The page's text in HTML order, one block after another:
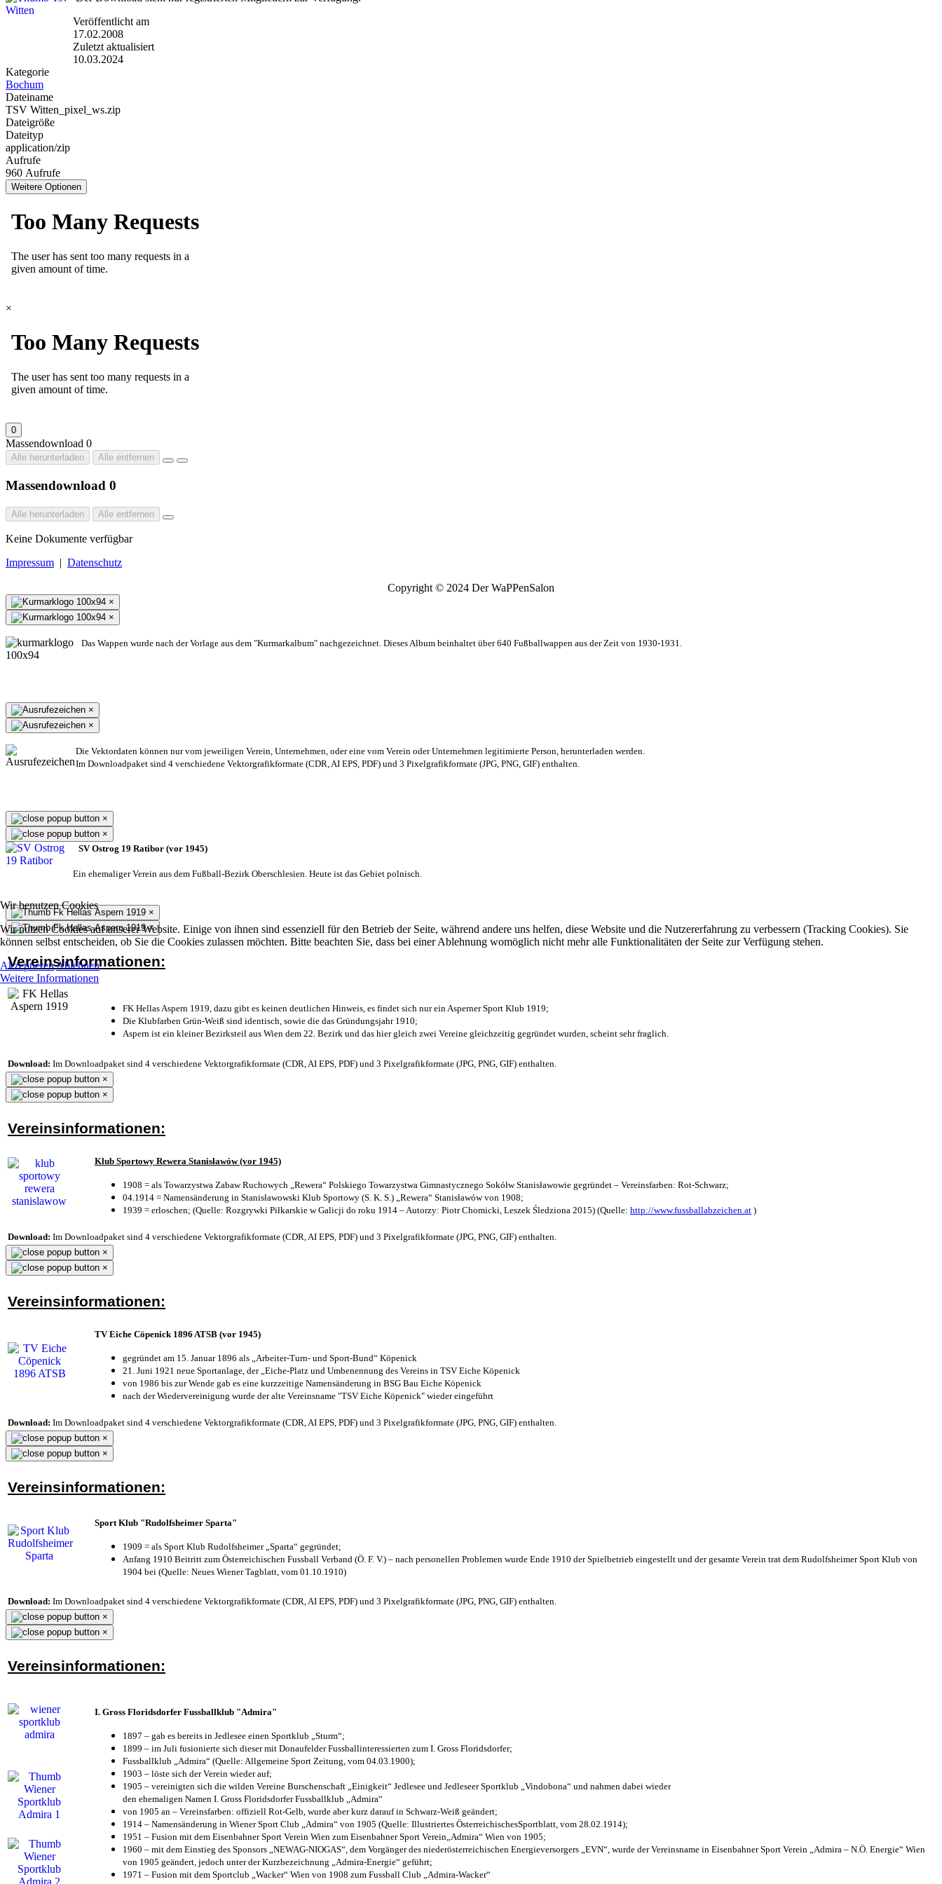
Veröffentlicht am
17.02.2008
Zuletzt aktualisiert
10.03.2024
Kategorie
Bochum
Dateiname
TSV Witten_pixel_ws.zip
Dateigröße
Dateityp
application/zip
Aufrufe
960 Aufrufe
Weitere Optionen
×
0
Massendownload 0
Alle herunterladen Alle entfernen
Massendownload 0
Alle herunterladen Alle entfernen
Keine Dokumente verfügbar
Impressum | Datenschutz
Copyright © 2024 Der WaPPenSalon
Wir benutzen Cookies
Wir nutzen Cookies auf unserer Website. Einige von ihnen sind essenziell für den Betrieb der Seite, während andere uns helfen, diese Website und die Nutzererfahrung zu verbessern (Tracking Cookies). Sie
können selbst entscheiden, ob Sie die Cookies zulassen möchten. Bitte beachten Sie, dass bei einer Ablehnung womöglich nicht mehr alle Funktionalitäten der Seite zur Verfügung stehen.
AkzeptierenAblehnen
Weitere Informationen
×
×
Das Wappen wurde nach der Vorlage aus dem "Kurmarkalbum" nachgezeichnet. Dieses Album beinhaltet über 640 Fußballwappen aus der Zeit von 1930-1931.
×
×
Die Vektordaten können nur vom jeweiligen Verein, Unternehmen, oder eine vom Verein oder Unternehmen legitimierte Person, herunterladen werden.
Im Downloadpaket sind 4 verschiedene Vektorgrafikformate (CDR, AI EPS, PDF) und 3 Pixelgrafikformate (JPG, PNG, GIF) enthalten.
×
×
SV Ostrog 19 Ratibor (vor 1945)
Ein ehemaliger Verein aus dem Fußball-Bezirk Oberschlesien. Heute ist das Gebiet polnisch.
×
×
Vereinsinformationen:
FK Hellas Aspern 1919, dazu gibt es keinen deutlichen Hinweis, es findet sich nur ein Asperner Sport Klub 1919;
Die Klubfarben Grün-Weiß sind identisch, sowie die das Gründungsjahr 1910;
Aspern ist ein kleiner Bezirksteil aus Wien dem 22. Bezirk und das hier gleich zwei Vereine gleichzeitig gegründet wurden, scheint sehr fraglich.
Download: Im Downloadpaket sind 4 verschiedene Vektorgrafikformate (CDR, AI EPS, PDF) und 3 Pixelgrafikformate (JPG, PNG, GIF) enthalten.
×
×
Vereinsinformationen:
Klub Sportowy Rewera Stanisławów (vor 1945)
1908 = als Towarzystwa Zabaw Ruchowych „Rewera“ Polskiego Towarzystwa Gimnastycznego Sokółw Stanisławowie gegründet – Vereinsfarben: Rot-Schwarz;
04.1914 = Namensänderung in Stanisławowski Klub Sportowy (S. K. S.) „Rewera“ Stanisławów von 1908;
1939 = erloschen; (Quelle: Rozgrywki Piłkarskie w Galicji do roku 1914 – Autorzy: Piotr Chomicki, Leszek Śledziona 2015) (Quelle: http://www.fussballabzeichen.at )
Download: Im Downloadpaket sind 4 verschiedene Vektorgrafikformate (CDR, AI EPS, PDF) und 3 Pixelgrafikformate (JPG, PNG, GIF) enthalten.
×
×
Vereinsinformationen:
TV Eiche Cöpenick 1896 ATSB (vor 1945)
gegründet am 15. Januar 1896 als „Arbeiter-Turn- und Sport-Bund“ Köpenick
21. Juni 1921 neue Sportanlage, der „Eiche-Platz und Umbenennung des Vereins in TSV Eiche Köpenick
von 1986 bis zur Wende gab es eine kurzzeitige Namensänderung in BSG Bau Eiche Köpenick
nach der Wiedervereinigung wurde der alte Vereinsname "TSV Eiche Köpenick" wieder eingeführt
Download: Im Downloadpaket sind 4 verschiedene Vektorgrafikformate (CDR, AI EPS, PDF) und 3 Pixelgrafikformate (JPG, PNG, GIF) enthalten.
×
×
Vereinsinformationen:
Sport Klub "Rudolfsheimer Sparta"
1909 = als Sport Klub Rudolfsheimer „Sparta“ gegründet;
Anfang 1910 Beitritt zum Österreichischen Fussball Verband (Ö. F. V.) – nach personellen Problemen wurde Ende 1910 der Spielbetrieb eingestellt und der gesamte Verein trat dem Rudolfsheimer Sport Klub von
1904 bei (Quelle: Neues Wiener Tagblatt, vom 01.10.1910)
Download: Im Downloadpaket sind 4 verschiedene Vektorgrafikformate (CDR, AI EPS, PDF) und 3 Pixelgrafikformate (JPG, PNG, GIF) enthalten.
×
×
Vereinsinformationen:
I. Gross Floridsdorfer Fussballklub "Admira"
1897 – gab es bereits in Jedlesee einen Sportklub „Sturm“;
1899 – im Juli fusionierte sich dieser mit Donaufelder Fussballinteressierten zum I. Gross Floridsdorfer;
Fussballklub „Admira“ (Quelle: Allgemeine Sport Zeitung, vom 04.03.1900);
1903 – löste sich der Verein wieder auf;
1905 – vereinigten sich die wilden Vereine Burschenschaft „Einigkeit“ Jedlesee und Jedleseer Sportklub „Vindobona“ und nahmen dabei wieder
den ehemaligen Namen I. Gross Floridsdorfer Fussballklub „Admira“
von 1905 an – Vereinsfarben: offiziell Rot-Gelb, wurde aber kurz darauf in Schwarz-Weiß geändert;
1914 – Namensänderung in Wiener Sport Club „Admira“ von 1905 (Quelle: Illustriertes ÖsterreichischesSportblatt, vom 28.02.1914);
1951 – Fusion mit dem Eisenbahner Sport Verein Wien zum Eisenbahner Sport Verein„Admira“ Wien von 1905;
1960 – mit dem Einstieg des Sponsors „NEWAG-NIOGAS“, dem Vorgänger des niederösterreichischen Energieversorgers „EVN“, wurde der Vereinsname in Eisenbahner Sport Verein „Admira – N.Ö. Energie“ Wien
von 1905 geändert, jedoch unter der Kurzbezeichnung „Admira-Energie“ geführt;
1971 – Fusion mit dem Sportclub „Wacker“ Wien von 1908 zum Fussball Club „Admira-Wacker“